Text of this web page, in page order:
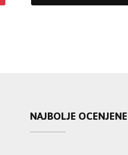
NAJBOLJE OCENJENE